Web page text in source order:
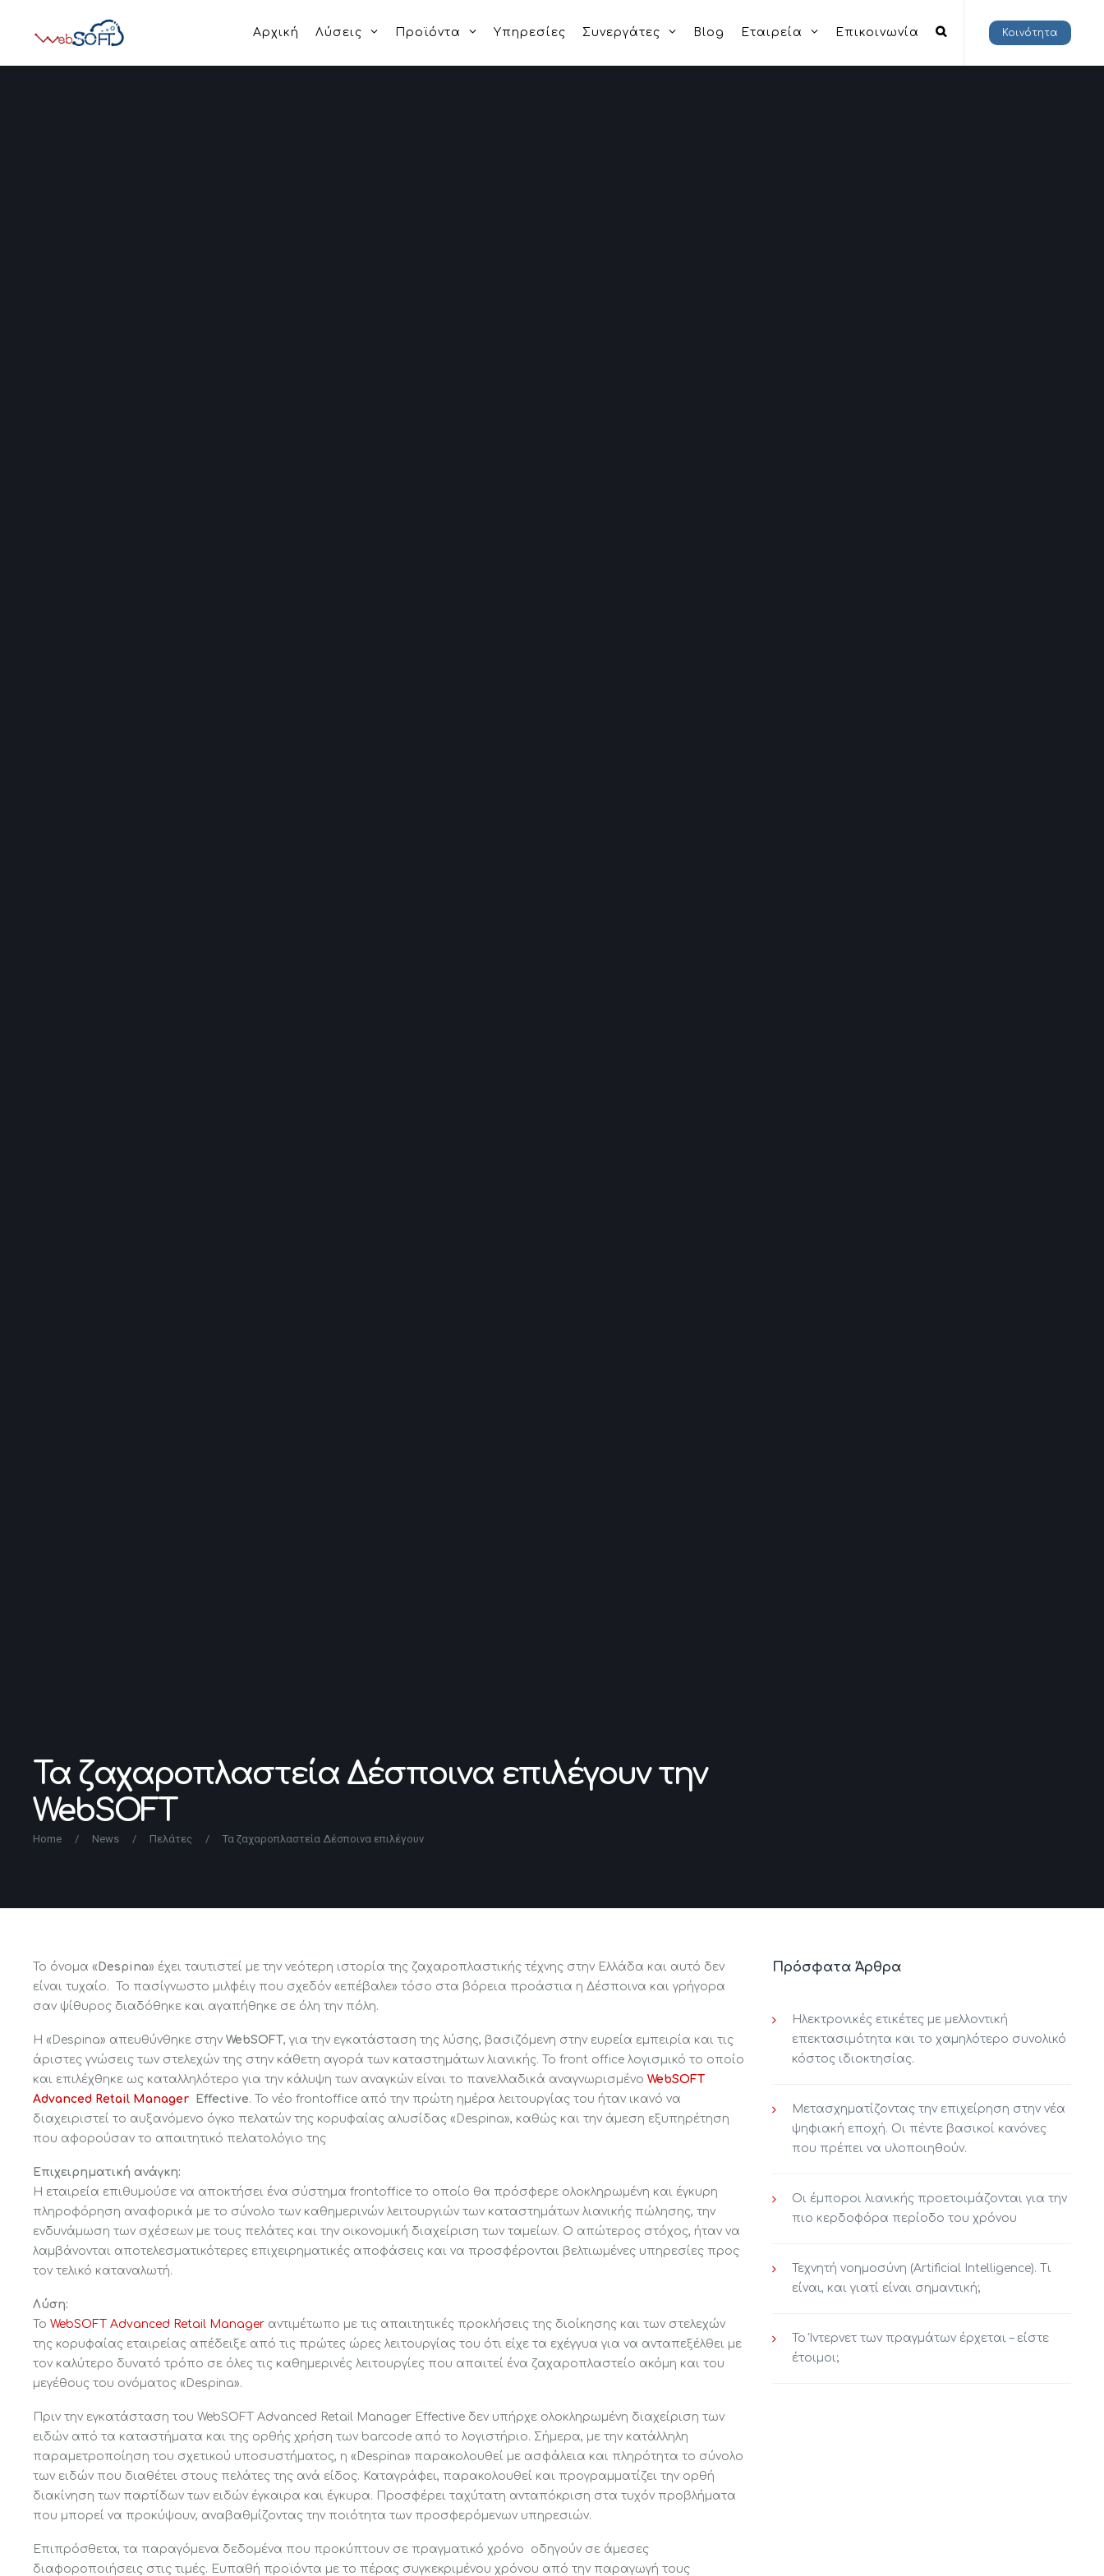
Κοινότητα
Αρχική Λύσεις Προϊόντα Υπηρεσίες Συνεργάτες Blog Εταιρεία Επικοινωνία
Τα ζαχαροπλαστεία Δέσποινα επιλέγουν την
WebSOFT
Home / News / Πελάτες / Τα ζαχαροπλαστεία Δέσποινα επιλέγουν
Το όνομα « Despina» έχει ταυτιστεί με την νεότερη ιστορία της ζαχαροπλαστικής τέχνης στην Ελλάδα και αυτό δεν
είναι τυχαίο. Το πασίγνωστο μιλφέιγ που σχεδόν «επέβαλε» τόσο στα βόρεια προάστια η Δέσποινα και γρήγορα
σαν ψίθυρος διαδόθηκε και αγαπήθηκε σε όλη την πόλη.
Η «Despina» απευθύνθηκε στην WebSOFT, για την εγκατάσταση της λύσης, βασιζόμενη στην ευρεία εμπειρία και τις
άριστες γνώσεις των στελεχών της στην κάθετη αγορά των καταστημάτων λιανικής. Το front office λογισμικό το οποίο
και επιλέχθηκε ως καταλληλότερο για την κάλυψη των αναγκών είναι το πανελλαδικά αναγνωρισμένο WebSOFT
Advanced Retail Manager Effective. Το νέο frontoffice από την πρώτη ημέρα λειτουργίας του ήταν ικανό να
διαχειριστεί το αυξανόμενο όγκο πελατών της κορυφαίας αλυσίδας «Despina», καθώς και την άμεση εξυπηρέτηση
που αφορούσαν το απαιτητικό πελατολόγιο της
Επιχειρηματική ανάγκη:
Η εταιρεία επιθυμούσε να αποκτήσει ένα σύστημα frontoffice το οποίο θα πρόσφερε ολοκληρωμένη και έγκυρη
πληροφόρηση αναφορικά με το σύνολο των καθημερινών λειτουργιών των καταστημάτων λιανικής πώλησης, την
ενδυνάμωση των σχέσεων με τους πελάτες και την οικονομική διαχείριση των ταμείων. Ο απώτερος στόχος, ήταν να
λαμβάνονται αποτελεσματικότερες επιχειρηματικές αποφάσεις και να προσφέρονται βελτιωμένες υπηρεσίες προς
τον τελικό καταναλωτή.
Λύση:
Το WebSOFT Advanced Retail Manager αντιμέτωπο με τις απαιτητικές προκλήσεις της διοίκησης και των στελεχών
της κορυφαίας εταιρείας απέδειξε από τις πρώτες ώρες λειτουργίας του ότι είχε τα εχέγγυα για να ανταπεξέλθει με
τον καλύτερο δυνατό τρόπο σε όλες τις καθημερινές λειτουργίες που απαιτεί ένα ζαχαροπλαστείο ακόμη και του
μεγέθους του ονόματος «Despina».
Πριν την εγκατάσταση του WebSOFT Advanced Retail Manager Effective δεν υπήρχε ολοκληρωμένη διαχείριση των
ειδών από τα καταστήματα και της ορθής χρήση των barcode από το λογιστήριο. Σήμερα, με την κατάλληλη
παραμετροποίηση του σχετικού υποσυστήματος, η «Despina» παρακολουθεί με ασφάλεια και πληρότητα το σύνολο
των ειδών που διαθέτει στους πελάτες της ανά είδος. Καταγράφει, παρακολουθεί και προγραμματίζει την ορθή
διακίνηση των παρτίδων των ειδών έγκαιρα και έγκυρα. Προσφέρει ταχύτατη ανταπόκριση στα τυχόν προβλήματα
που μπορεί να προκύψουν, αναβαθμίζοντας την ποιότητα των προσφερόμενων υπηρεσιών.
Επιπρόσθετα, τα παραγόμενα δεδομένα που προκύπτουν σε πραγματικό χρόνο οδηγούν σε άμεσες
διαφοροποιήσεις στις τιμές. Ευπαθή προϊόντα με το πέρας συγκεκριμένου χρόνου από την παραγωγή τους
Πρόσφατα Άρθρα
Ηλεκτρονικές ετικέτες με μελλοντική
επεκτασιμότητα και το χαμηλότερο συνολικό
κόστος ιδιοκτησίας.
Μετασχηματίζοντας την επιχείρηση στην νέα
ψηφιακή εποχή. Οι πέντε βασικοί κανόνες
που πρέπει να υλοποιηθούν.
Οι έμποροι λιανικής προετοιμάζονται για την
πιο κερδοφόρα περίοδο του χρόνου
Τεχνητή νοημοσύνη (Artificial Intelligence). Τι
είναι, και γιατί είναι σημαντική;
Το Ίντερνετ των πραγμάτων έρχεται – είστε
έτοιμοι;
Αρτοζαχαροπλαστεία
Super markets
Οπωροπωλεία
Καταστήματα υγειονομικού
ενδιαφέροντος (Cafe &
Restaurants)
Ηλεκτρονικά είδη
Advanced Fuel Manager
Manager
ARM Cloud
ARM Cloud ERP exVan
Electronic Shelf Label Tags
Ηλεκτρονικές ετικέτες με
κόστος ιδιοκτησίας.
Μετασχηματίζοντας την
επιχείρηση στην νέα
ψηφιακή εποχή. Οι πέντε
βασικοί κανόνες που
πρέπει να υλοποιηθούν.
Consulting
Quick RetailStore Delivery
IntelliSMS Report